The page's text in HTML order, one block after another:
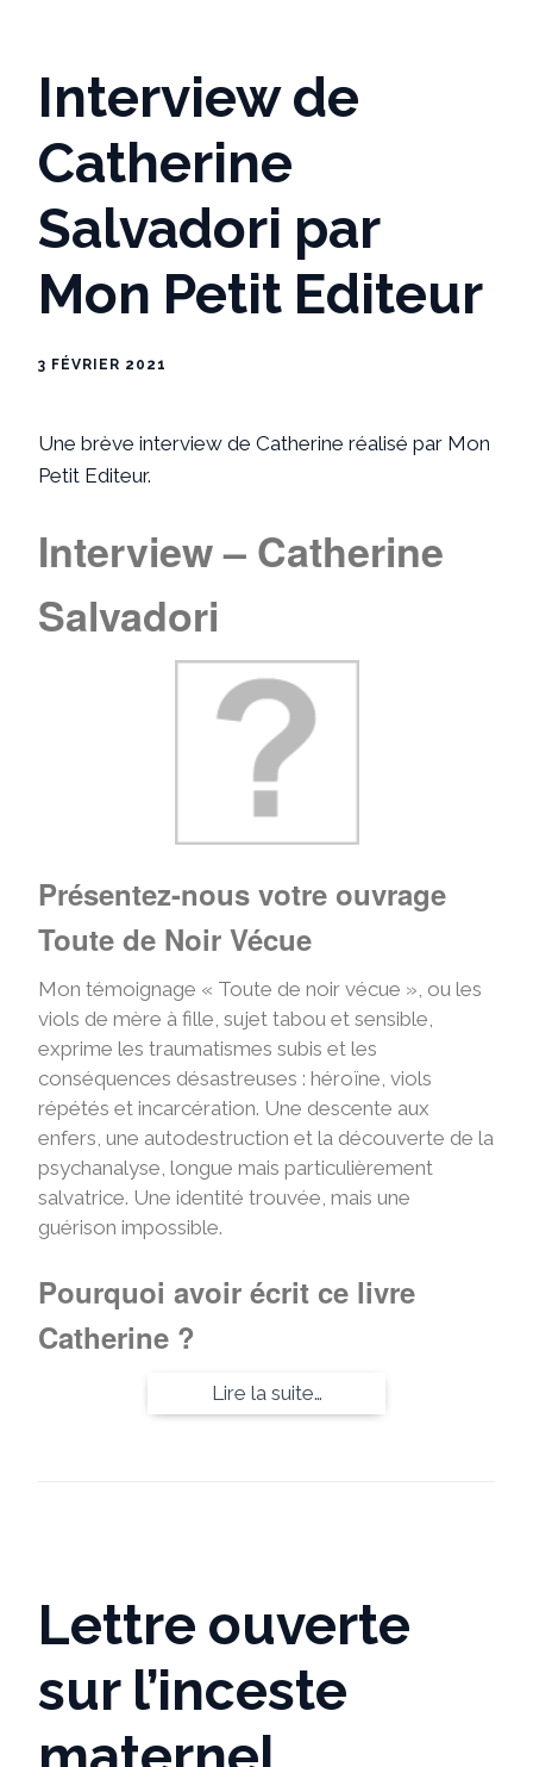
Interview de
Catherine
Salvadori par
Mon Petit Editeur
3 FÉVRIER 2021
Une brève interview de Catherine réalisé par Mon
Petit Editeur.
Interview – Catherine
Salvadori
Présentez-nous votre ouvrage
Toute de Noir Vécue
Mon témoignage « Toute de noir vécue », ou les
viols de mère à fille, sujet tabou et sensible,
exprime les traumatismes subis et les
conséquences désastreuses : héroïne, viols
répétés et incarcération. Une descente aux
enfers, une autodestruction et la découverte de la
psychanalyse, longue mais particulièrement
salvatrice. Une identité trouvée, mais une
guérison impossible.
Pourquoi avoir écrit ce livre
Catherine ?
Lire la suite…
Lettre ouverte
sur l’inceste